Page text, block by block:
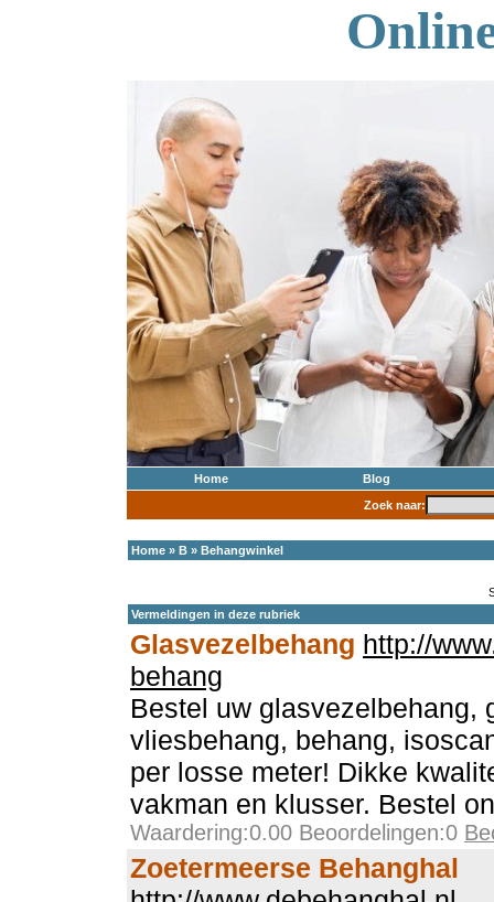
Home
Blog
Zoek naar:
Home » B » Behangwinkel
Vermeldingen in deze rubriek
Glasvezelbehang http://
behang
Bestel uw glasvezelbehang,
vliesbehang, behang,
per losse meter! Dikke
vakman en klusser. Bestel
Waardering:0.00 Beoordelingen:0
Zoetermeerse Behanghal